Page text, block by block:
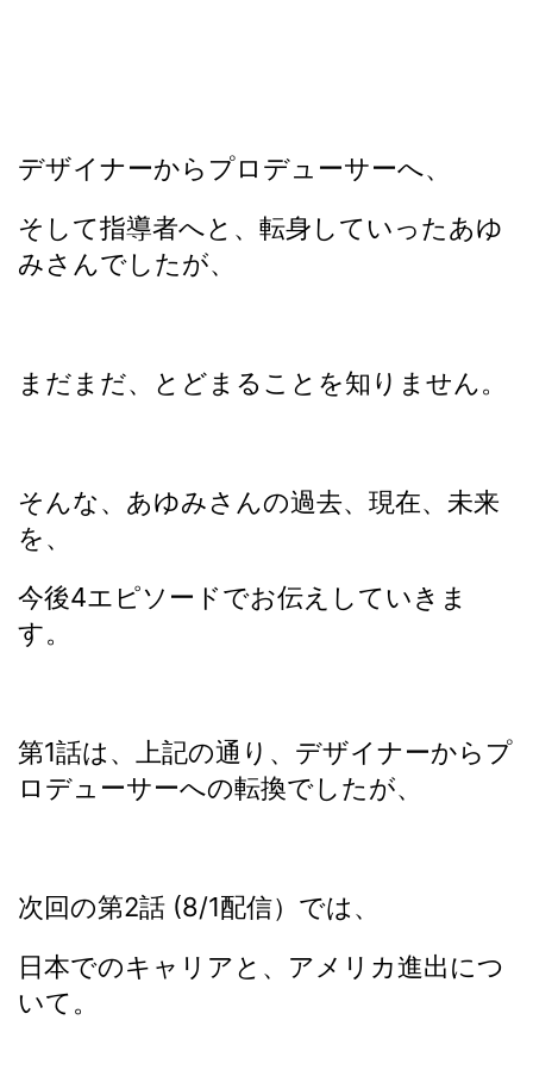
デザイナーからプロデューサーへ、
そして指導者へと、転身していったあゆ
みさんでしたが、
まだまだ、とどまることを知りません。
そんな、あゆみさんの過去、現在、未来
を、
今後4エピソードでお伝えしていきま
す。
第1話は、上記の通り、デザイナーからプ
ロデューサーへの転換でしたが、
次回の第2話 (8/1配信）では、
日本でのキャリアと、アメリカ進出につ
いて。